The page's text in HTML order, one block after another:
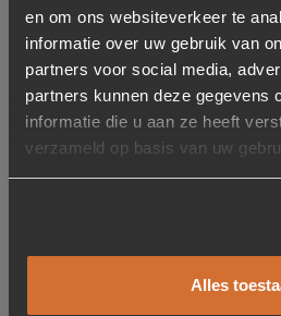
en om ons websiteverkeer te
informatie over uw gebruik van
partners voor social media,
partners kunnen deze gegevens
informatie die u aan ze heeft
verzameld op basis van uw
Alles
Mix 7 Lampen
149
149
Gerelateerde